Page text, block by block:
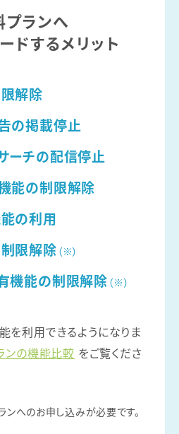
プランへ
ドするメリット
解除
の掲載停止
ーチの配信停止
能の制限解除
の利用
限解除 （※）
機能の制限解除 （※）
を利用できるようになりま
ンの機能比較 をご覧くださ
へのお申し込みが必要です。